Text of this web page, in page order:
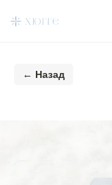
← Назад